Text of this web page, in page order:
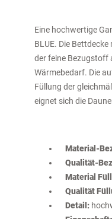
Eine hochwertige
BLUE. Die
der feine Bezugstoff
Wärmebedarf. Die
Füllung der
eignet sich die
Material-
Qualität-
Material
Qualität
Detail: